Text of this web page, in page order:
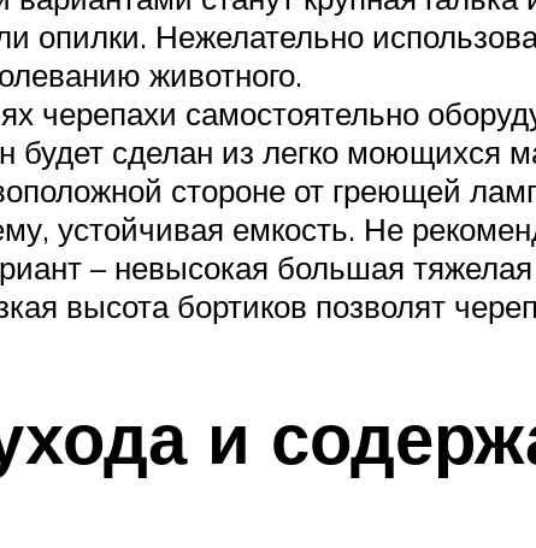
опилки. Нежелательно
животного.
черепахи самостоятельно
сделан из легко моющихся
стороне от греющей
устойчивая емкость. Не
– невысокая большая
высота бортиков позволят
и